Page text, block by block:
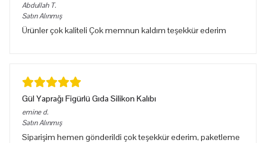
Abdullah T.
Satın Alınmış
Ürünler çok kaliteli Çok memnun kaldım teşekkür ederim
Gül Yaprağı Figürlü Gıda Silikon Kalıbı
emine d.
Satın Alınmış
Siparişim hemen gönderildi çok teşekkür ederim, paketleme